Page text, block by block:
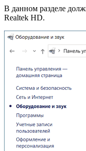
В данном разделе
Realtek HD.